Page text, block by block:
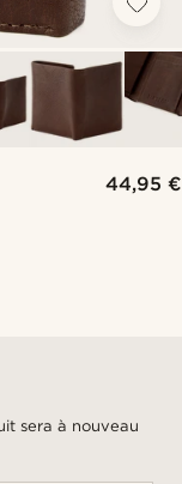
44,95 €
sera à nouveau